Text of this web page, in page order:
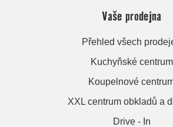
Vaše prodejna
Přehled všech
Kuchyňské centrum
Koupelnové
XXL centrum obkladů a
Drive - In